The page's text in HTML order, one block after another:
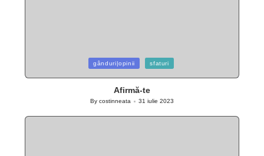
gânduri|opinii sfaturi
Afirmă-te
Posted
Bycostinneata 31 iulie 2023